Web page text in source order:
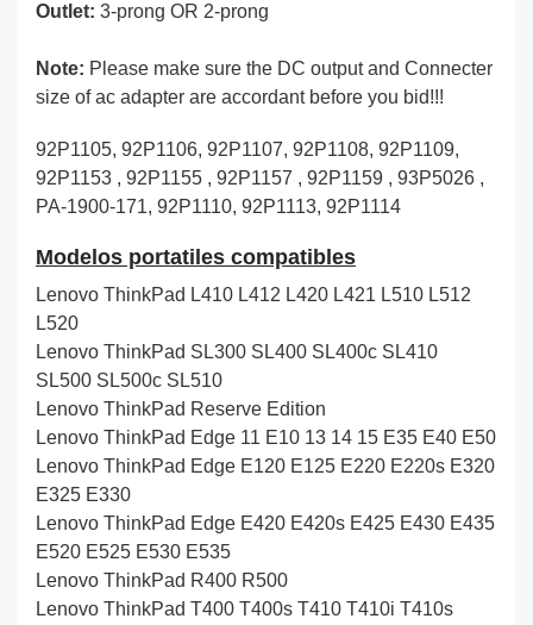
Outlet: 3-prong OR 2-prong
Note: Please make sure the DC output and Connecter
size of ac adapter are accordant before you bid!!!
92P1105, 92P1106, 92P1107, 92P1108, 92P1109,
92P1153 , 92P1155 , 92P1157 , 92P1159 , 93P5026 ,
PA-1900-171, 92P1110, 92P1113, 92P1114
Modelos portatiles compatibles
Lenovo ThinkPad L410 L412 L420 L421 L510 L512
L520
Lenovo ThinkPad SL300 SL400 SL400c SL410
SL500 SL500c SL510
Lenovo ThinkPad Reserve Edition
Lenovo ThinkPad Edge 11 E10 13 14 15 E35 E40 E50
Lenovo ThinkPad Edge E120 E125 E220 E220s E320
E325 E330
Lenovo ThinkPad Edge E420 E420s E425 E430 E435
E520 E525 E530 E535
Lenovo ThinkPad R400 R500
Lenovo ThinkPad T400 T400s T410 T410i T410s